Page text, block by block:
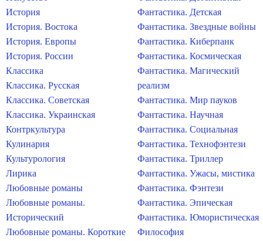
История
История. Востока
История. Европы
История. России
Классика
Классика. Русская
Классика. Советская
Классика. Украинская
Контркультура
Кулинария
Культурология
Лирика
Любовные романы
Любовные романы.
Исторический
Любовные романы. Короткие
Фантастика. Детская
Фантастика. Звездные войны
Фантастика. Киберпанк
Фантастика. Космическая
Фантастика. Магический
реализм
Фантастика. Мир пауков
Фантастика. Научная
Фантастика. Социальная
Фантастика. Технофэнтези
Фантастика. Триллер
Фантастика. Ужасы, мистика
Фантастика. Фэнтези
Фантастика. Эпическая
Фантастика. Юмористическая
Философия